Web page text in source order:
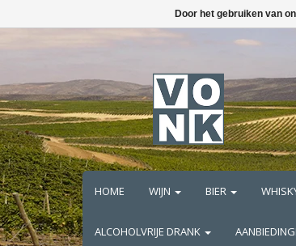
HOME WIJN BIER
ALCOHOLVRIJE DRANK
Door het gebruiken van